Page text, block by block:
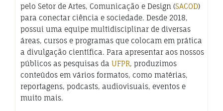
pelo Setor de Artes, Comunicação e Design (SACOD)
para conectar ciência e sociedade. Desde 2018,
possui uma equipe multidisciplinar de diversas
áreas, cursos e programas que colocam em prática
a divulgação científica. Para apresentar aos nossos
públicos as pesquisas da UFPR, produzimos
conteúdos em vários formatos, como matérias,
reportagens, podcasts, audiovisuais, eventos e
muito mais.